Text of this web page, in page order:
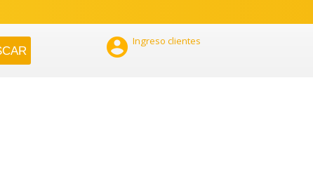
 Ingreso clientes